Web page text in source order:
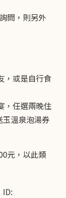
問，則另外
，或是自行食
，任選兩晚住
溫泉泡湯券
元，以此類
ID: